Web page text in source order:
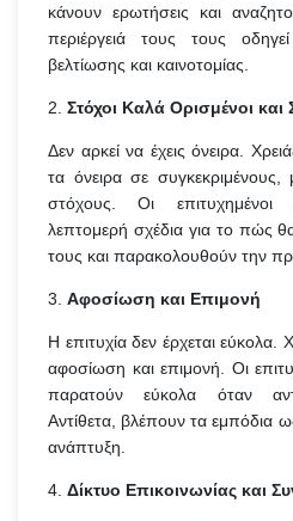
κάνουν ερωτήσεις και
περιέργειά τους τους
βελτίωσης και καινοτομίας.
2. Στόχοι Καλά Ορισμένοι και
Δεν αρκεί να έχεις όνειρα.
τα όνειρα σε συγκεκριμένους,
στόχους. Οι επιτυχημένοι
λεπτομερή σχέδια για το πώς
τους και παρακολουθούν την
3. Αφοσίωση και Επιμονή
Η επιτυχία δεν έρχεται εύκολα.
αφοσίωση και επιμονή. Οι
παρατούν εύκολα όταν
Αντίθετα, βλέπουν τα εμπόδια
ανάπτυξη.
4. Δίκτυο Επικοινωνίας και